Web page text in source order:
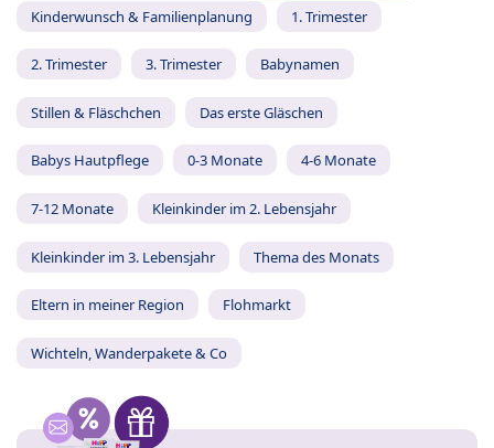
Kinderwunsch & Familienplanung 1. Trimester
2. Trimester 3. Trimester Babynamen
Stillen & Fläschchen Das erste Gläschen
Babys Hautpflege 0-3 Monate 4-6 Monate
7-12 Monate Kleinkinder im 2. Lebensjahr
Kleinkinder im 3. Lebensjahr Thema des Monats
Eltern in meiner Region Flohmarkt
Wichteln, Wanderpakete & Co